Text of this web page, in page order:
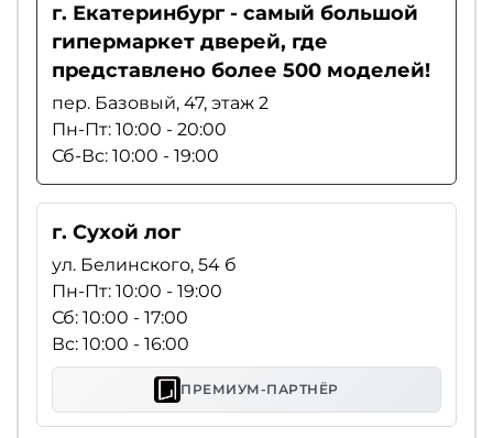
г. Екатеринбург - самый большой
гипермаркет дверей, где
представлено более 500 моделей!
пер. Базовый, 47, этаж 2
Пн-Пт: 10:00 - 20:00
Сб-Вс: 10:00 - 19:00
г. Сухой лог
ул. Белинского, 54 б
Пн-Пт: 10:00 - 19:00
Сб: 10:00 - 17:00
Вс: 10:00 - 16:00
ПРЕМИУМ-ПАРТНЁР